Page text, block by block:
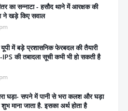
का सन्नाटा - हसौद थाने में आरक्षक की
ने खड़े किए सवाल
में बड़े प्रशासनिक फेरबदल की तैयारी
IPS की तबादला सूची कभी भी हो सकती है
घड़ा- सपने में पानी से भरा कलश और घड़ा
माना जाता है. इसका अर्थ होता है